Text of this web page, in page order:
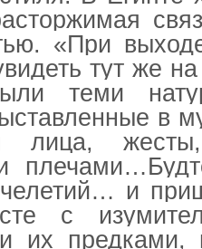
«При
тут же
теми
в
лица,
и
с
их предками,